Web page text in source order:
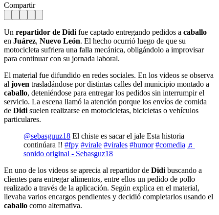
Compartir
Un repartidor de Didi fue captado entregando pedidos a caballo
en Juárez, Nuevo León. El hecho ocurrió luego de que su
motocicleta sufriera una falla mecánica, obligándolo a improvisar
para continuar con su jornada laboral.
El material fue difundido en redes sociales. En los videos se observa
al joven trasladándose por distintas calles del municipio montado a
caballo, deteniéndose para entregar los pedidos sin interrumpir el
servicio. La escena llamó la atención porque los envíos de comida
de Didi suelen realizarse en motocicletas, bicicletas o vehículos
particulares.
@sebasguuz18 El chiste es sacar el jale Esta historia
continúara !! #fpy #virale #virales #humor #comedia ♬
sonido original - Sebasguz18
En uno de los videos se aprecia al repartidor de Didi buscando a
clientes para entregar alimentos, entre ellos un pedido de pollo
realizado a través de la aplicación. Según explica en el material,
llevaba varios encargos pendientes y decidió completarlos usando el
caballo como alternativa.